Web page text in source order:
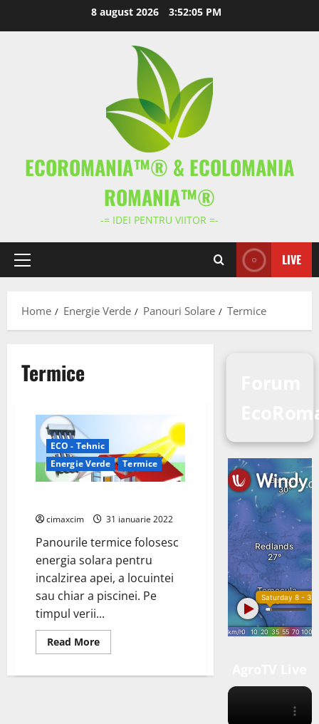
8 august 2026 3:52:05 PM
ECOROMANIA™® & ECOLOMANIA
ROMANIA™®
-= IDEI PENTRU VIITOR =-
Primary
LIVE
Home Energie Verde Panouri Solare Termice
Termice
ECO - Tehnic
Energie Verde
Termice
cimaxcim 31 ianuarie 2022
Panourile termice folosesc
energia solara pentru
incalzirea apei, a locuintei
sau chiar a piscinei. Pe
timpul verii...
Read MoreRead
more
Solare